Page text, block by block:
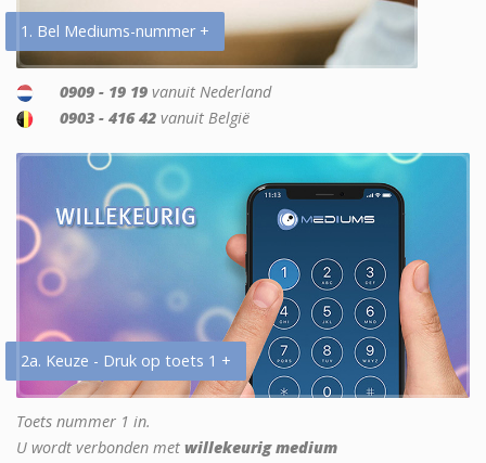
1. Bel Mediums-nummer +
0909 - 19 19 vanuit Nederland
0903 - 416 42 vanuit België
2a. Keuze - Druk op toets 1 +
Toets nummer 1 in.
U wordt verbonden met willekeurig medium